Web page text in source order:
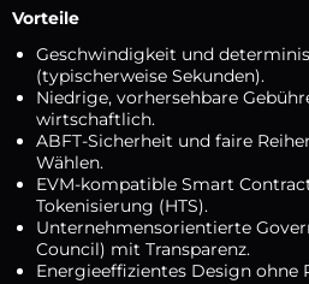
Vorteile
Geschwindigkeit und
(typischerweise Sekunden).
Niedrige, vorhersehbare
wirtschaftlich.
ABFT-Sicherheit und faire
Wählen.
EVM-kompatible Smart
Tokenisierung (HTS).
Unternehmensorientierte
Council) mit Transparenz.
Energieeffizientes Design